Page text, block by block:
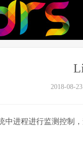
2018-08-23
中进程进行监测控制